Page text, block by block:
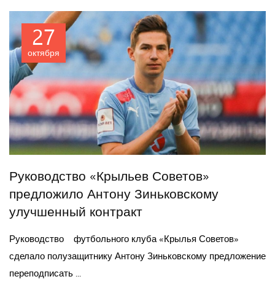
27
октября
Руководство «Крыльев Советов»
предложило Антону Зиньковскому
улучшенный контракт
Руководство футбольного клуба «Крылья Советов»
сделало полузащитнику Антону Зиньковскому предложение
переподписать ...